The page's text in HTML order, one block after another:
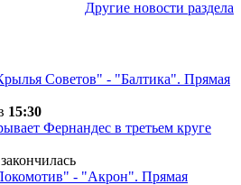
Другие новости раздела
Советов" - "Балтика". Прямая
15:30
Фернандес в третьем круге
- "Акрон". Прямая